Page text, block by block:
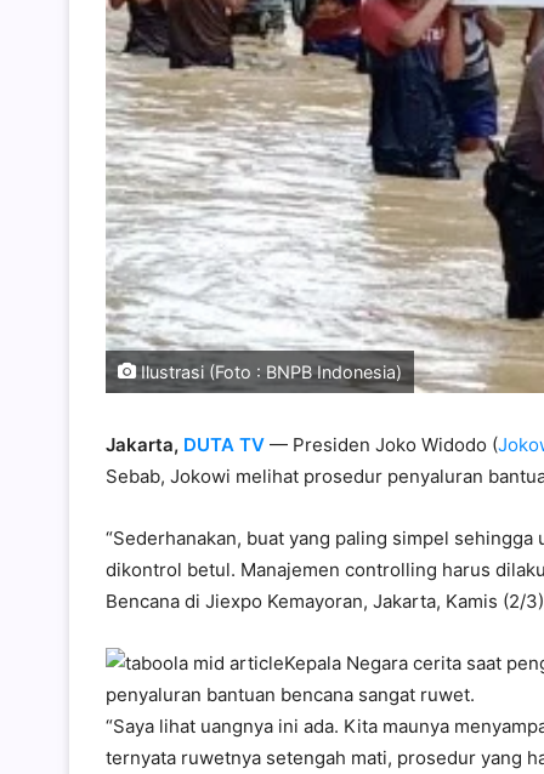
Ilustrasi (Foto : BNPB Indonesia)
Jakarta, DUTA TV — Presiden Joko Widodo (
Sebab, Jokowi melihat prosedur penyaluran
“Sederhanakan, buat yang paling simpel
dikontrol betul. Manajemen controlling harus
Bencana di Jiexpo Kemayoran, Jakarta, Kamis (2/
Kepala Negara cerita saat
penyaluran bantuan bencana sangat ruwet.
“Saya lihat uangnya ini ada. Kita maunya
ternyata ruwetnya setengah mati, prosedur yang